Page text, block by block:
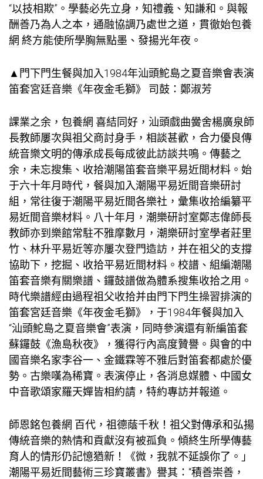
“以技相欺”。學藝必先立身，知禮義、知謙和。與報
酬善乃為人之本，通融協調乃處世之道，貫徹始包養
網 終方能使所學胸無點墨、發揚光年夜。
▲門下門生餐與加入1984年汕頭鮀島之夏音樂會表演
笛套宮廷音樂《年夜金毛獅》 司鼓：鄭淑芳
課業之余， 包養網 喜結同好，汕頭戲曲黌舍楊廣泉師
長教師屢次與祖父商討身手，相談甚歡，合力優良傳
統音樂文明的傳承成長每成彼此訪談共鳴。傳藝之
余，未忘搜集、收拾潮陽笛套音樂平易近間材料。始
于六十年月時代，餐與加入潮陽平易近間音樂研討
組，常往復于潮陽平易近間各樂社，彙集收拾編纂平
易近間音樂材料。八十年月，潮樂研討室鄭志偉師長
教師亦到樂館常駐不雅摩數月，潮樂研討室學者莊里
竹、林升平易近等亦屢次登門造訪，并在祖父的支撐
協助下，挖掘、收拾平易近間材料。校譜、組編潮陽
笛套音樂有關樂譜、鑼鼓譜做為體系搜集收拾之用。
時代樂譜經由過程祖父收拾并由門下門生操習排演的
笛套宮廷音樂《年夜金毛獅》，于1984年餐與加入
“汕頭鮀島之夏音樂會”表演，同時參演還有新編笛套
蘇鑼鼓《漁島秋夜》，獲得行內高度贊譽。與會的中
國音樂名家李谷一、金鐵霖等不雅后對笛套都處於優
勢。古樂嘆為稀寶。表演停止，各消息媒體、中國女
中音歌頌家羅天嬋皆相約請，特約專訪并報道。
師恩銘包養網 百代，祖德蔭千秋！祖父對傳承和弘揚
傳統音樂的熱情和貢獻沒有被孤負。傾終生所學傳藝
育人的情形仍記憶猶新！《微，我就不延誤你了。」
潮陽平易近間藝術三珍寶叢書》譽其：“積善崇善，